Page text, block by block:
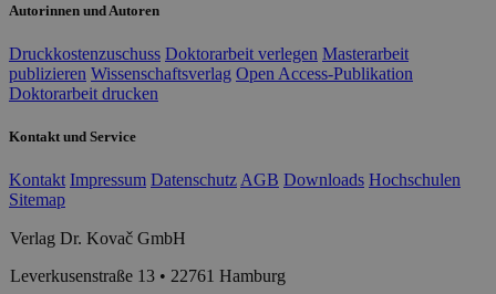
Autorinnen und Autoren
Druckkostenzuschuss Doktorarbeit verlegen Masterarbeit
publizieren Wissenschaftsverlag Open Access-Publikation
Doktorarbeit drucken
Kontakt und Service
Kontakt Impressum Datenschutz AGB Downloads Hochschulen
Sitemap
Verlag Dr. Kovač GmbH
Leverkusenstraße 13 • 22761 Hamburg